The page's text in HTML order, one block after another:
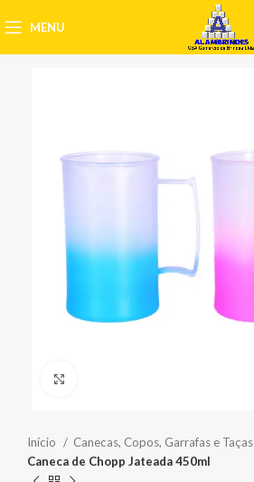
MENU
Início
Canecas, Copos, Garrafas e Taças
Caneca de Chopp Jateada 450ml